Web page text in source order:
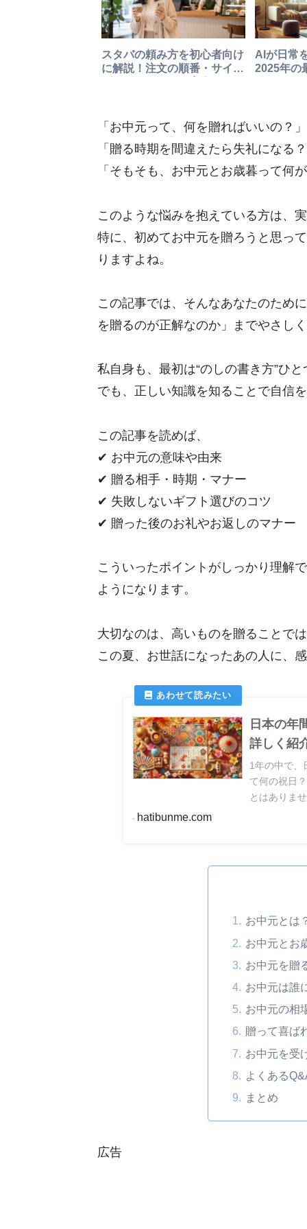
スタバの頼み方を初心者向け
に解説！注文の順番・サイ
AIが日常
2025年の
「お中元って、何を贈ればいいの？」
「贈る時期を間違えたら失礼になる
「そもそも、お中元とお歳暮って何
このような悩みを抱えている方は、
特に、初めてお中元を贈ろうと思っ
りますよね。
この記事では、そんなあなたのため
を贈るのが正解なのか」までやさし
私自身も、最初は“のしの書き方”ひ
でも、正しい知識を知ることで自信
この記事を読めば、
✔ お中元の意味や由来
✔ 贈る相手・時期・マナー
✔ 失敗しないギフト選びのコツ
✔ 贈った後のお礼やお返しのマナー
こういったポイントがしっかり理解
ようになります。
大切なのは、高いものを贈ることで
この夏、お世話になったあの人に、
日本の年
詳しく紹
1年の中で、
て何の祝日
とはありま
hatibunme.com
お中元とは
お中元とお
お中元を贈
お中元は誰
お中元の相
贈って喜ば
お中元を受
よくある
まとめ
広告